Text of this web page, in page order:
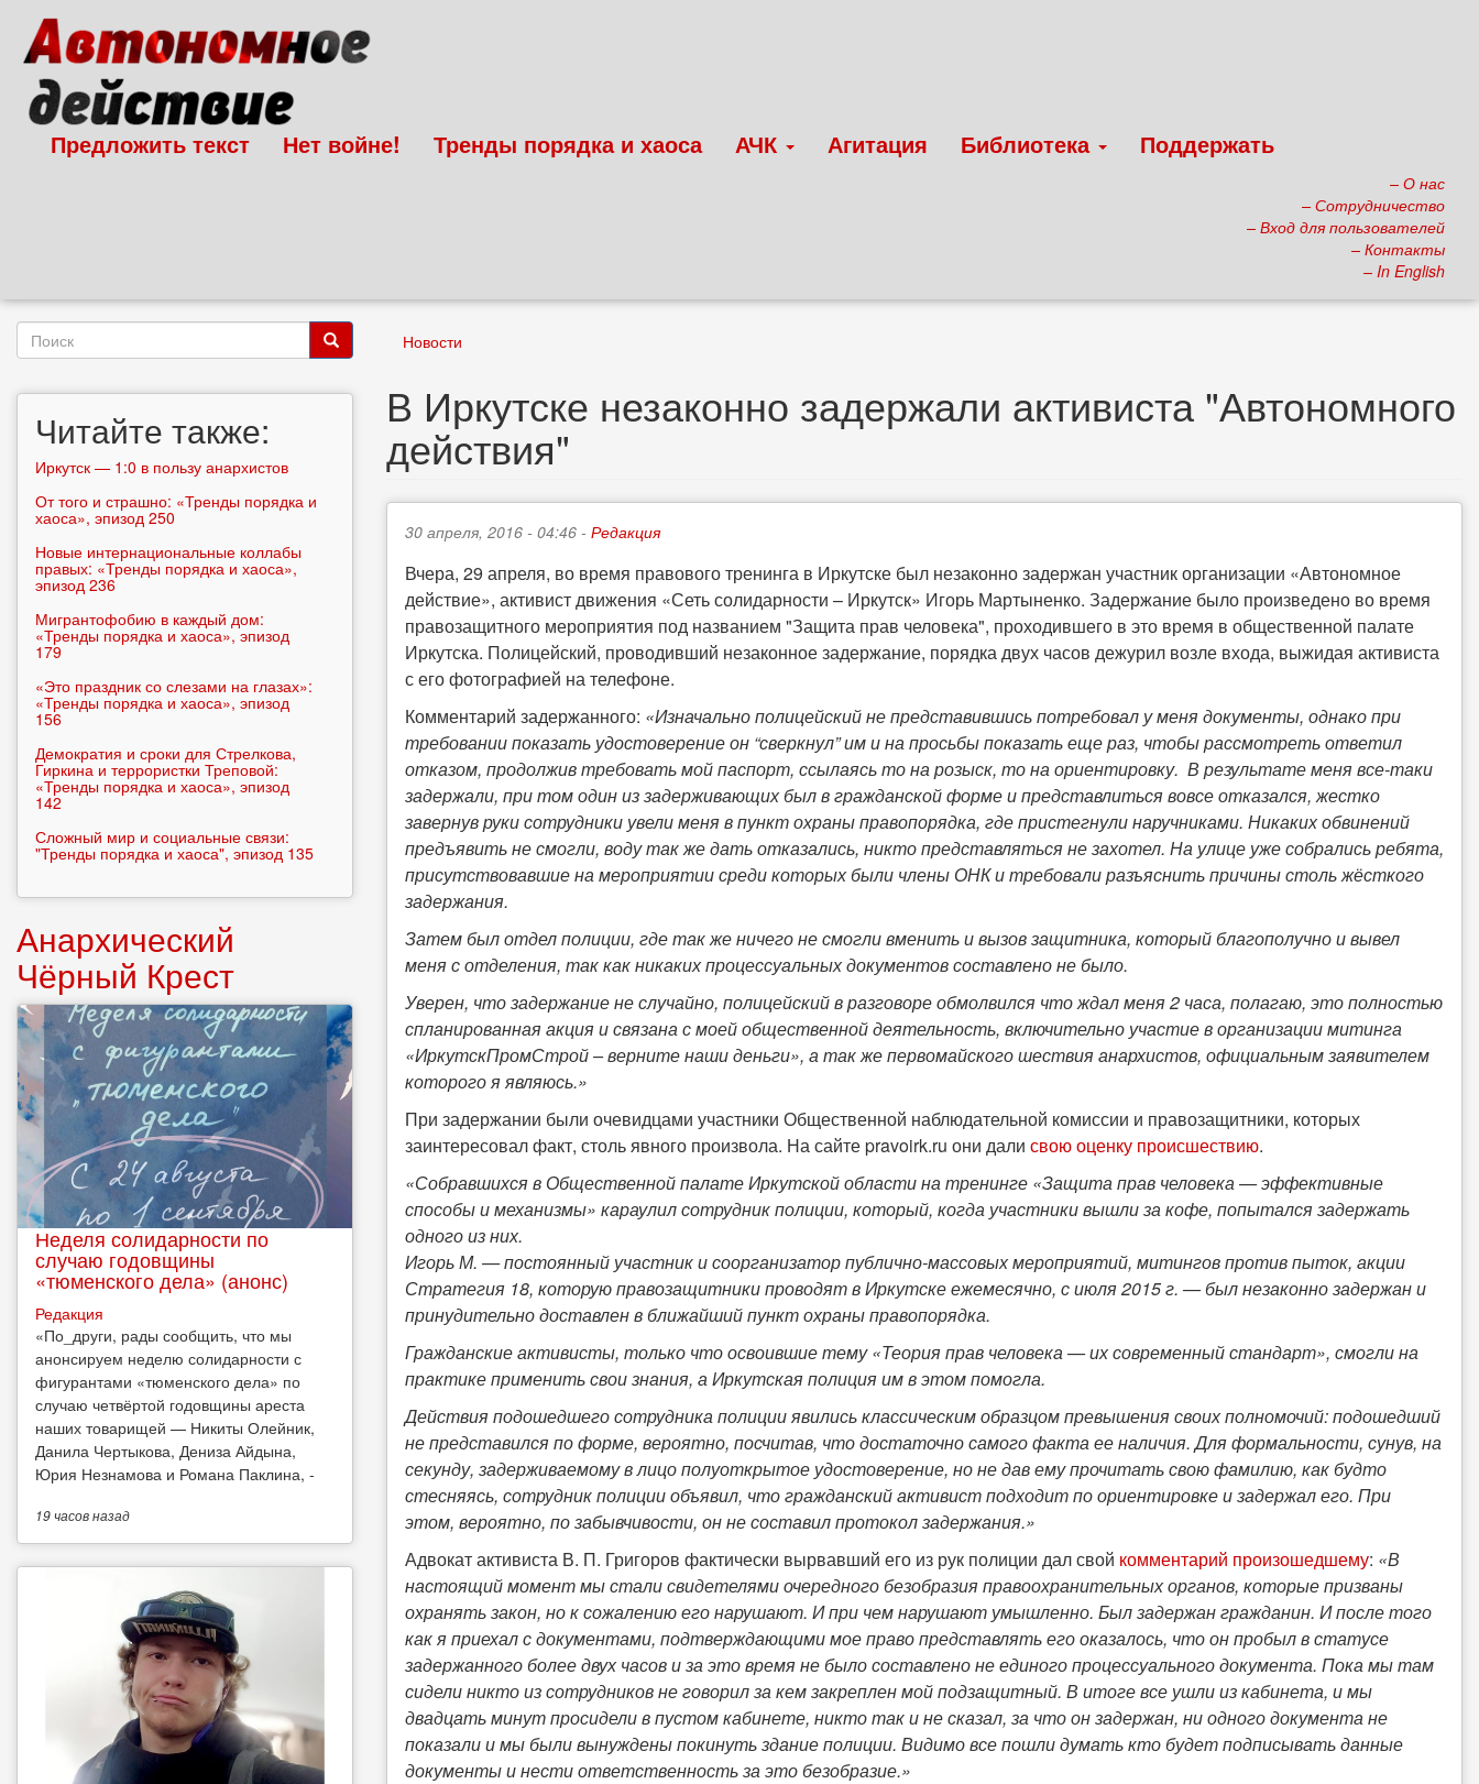
основному
содержанию
Предложить текст Нет войне! Тренды порядка и хаоса АЧК Агитация Библиотека Поддержать
– О нас
– Сотрудничество
– Вход для пользователей
– Контакты
– In English
Новости
В Иркутске незаконно задержали активиста "Автономного
действия"
30 апреля, 2016 - 04:46 - Редакция
Вчера, 29 апреля, во время правового тренинга в Иркутске был незаконно задержан участник организации «Автономное
действие», активист движения «Сеть солидарности – Иркутск» Игорь Мартыненко. Задержание было произведено во время
правозащитного мероприятия под названием "Защита прав человека", проходившего в это время в общественной палате
Иркутска. Полицейский, проводивший незаконное задержание, порядка двух часов дежурил возле входа, выжидая активиста
с его фотографией на телефоне.
Комментарий задержанного: «Изначально полицейский не представившись потребовал у меня документы, однако при
требовании показать удостоверение он “сверкнул” им и на просьбы показать еще раз, чтобы рассмотреть ответил
отказом, продолжив требовать мой паспорт, ссылаясь то на розыск, то на ориентировку. В результате меня все-таки
задержали, при том один из задерживающих был в гражданской форме и представлиться вовсе отказался, жестко
завернув руки сотрудники увели меня в пункт охраны правопорядка, где пристегнули наручниками. Никаких обвинений
предъявить не смогли, воду так же дать отказались, никто представляться не захотел. На улице уже собрались ребята,
присутствовавшие на мероприятии среди которых были члены ОНК и требовали разъяснить причины столь жёсткого
задержания.
Затем был отдел полиции, где так же ничего не смогли вменить и вызов защитника, который благополучно и вывел
меня с отделения, так как никаких процессуальных документов составлено не было.
Уверен, что задержание не случайно, полицейский в разговоре обмолвился что ждал меня 2 часа, полагаю, это полностью
спланированная акция и связана с моей общественной деятельность, включительно участие в организации митинга
«ИркутскПромСтрой – верните наши деньги», а так же первомайского шествия анархистов, официальным заявителем
которого я являюсь.»
При задержании были очевидцами участники Общественной наблюдательной комиссии и правозащитники, которых
заинтересовал факт, столь явного произвола. На сайте pravoirk.ru они дали свою оценку происшествию.
«Собравшихся в Общественной палате Иркутской области на тренинге «Защита прав человека — эффективные
способы и механизмы» караулил сотрудник полиции, который, когда участники вышли за кофе, попытался задержать
одного из них.
Игорь М. — постоянный участник и соорганизатор публично-массовых мероприятий, митингов против пыток, акции
Стратегия 18, которую правозащитники проводят в Иркутске ежемесячно, с июля 2015 г. — был незаконно задержан и
принудительно доставлен в ближайший пункт охраны правопорядка.
Гражданские активисты, только что освоившие тему «Теория прав человека — их современный стандарт», смогли на
практике применить свои знания, а Иркутская полиция им в этом помогла.
Действия подошедшего сотрудника полиции явились классическим образцом превышения своих полномочий: подошедший
не представился по форме, вероятно, посчитав, что достаточно самого факта ее наличия. Для формальности, сунув, на
секунду, задерживаемому в лицо полуоткрытое удостоверение, но не дав ему прочитать свою фамилию, как будто
стесняясь, сотрудник полиции объявил, что гражданский активист подходит по ориентировке и задержал его. При
этом, вероятно, по забывчивости, он не составил протокол задержания.»
Адвокат активиста В. П. Григоров фактически вырвавший его из рук полиции дал свой комментарий произошедшему: «В
настоящий момент мы стали свидетелями очередного безобразия правоохранительных органов, которые призваны
охранять закон, но к сожалению его нарушают. И при чем нарушают умышленно. Был задержан гражданин. И после того
как я приехал с документами, подтверждающими мое право представлять его оказалось, что он пробыл в статусе
задержанного более двух часов и за это время не было составлено не единого процессуального документа. Пока мы там
сидели никто из сотрудников не говорил за кем закреплен мой подзащитный. В итоге все ушли из кабинета, и мы
двадцать минут просидели в пустом кабинете, никто так и не сказал, за что он задержан, ни одного документа не
показали и мы были вынуждены покинуть здание полиции. Видимо все пошли думать кто будет подписывать данные
документы и нести ответственность за это безобразие.»
Форма
Читайте также:
Иркутск — 1:0 в пользу анархистов
От того и страшно: «Тренды порядка и
хаоса», эпизод 250
Новые интернациональные коллабы
правых: «Тренды порядка и хаоса»,
эпизод 236
Мигрантофобию в каждый дом:
«Тренды порядка и хаоса», эпизод
179
«Это праздник со слезами на глазах»:
«Тренды порядка и хаоса», эпизод
156
Демократия и сроки для Стрелкова,
Гиркина и террористки Треповой:
«Тренды порядка и хаоса», эпизод
142
Сложный мир и социальные связи:
"Тренды порядка и хаоса", эпизод 135
Анархический
Чёрный Крест
Неделя солидарности по
случаю годовщины
«тюменского дела» (анонс)
Редакция
​«По_други, рады сообщить, что мы
анонсируем неделю солидарности с
фигурантами «тюменского дела» по
случаю четвёртой годовщины ареста
наших товарищей — Никиты Олейник,
Данила Чертыкова, Дениза Айдына,
Юрия Незнамова и Романа Паклина, -
19 часовназад